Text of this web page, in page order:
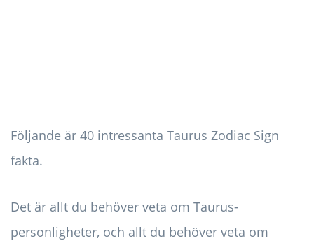
Följande är 40 intressanta Taurus Zodiac Sign
fakta.
Det är allt du behöver veta om Taurus-
personligheter, och allt du behöver veta om